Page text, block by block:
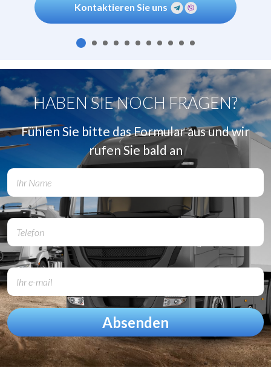
Kontaktieren Sie uns
HABEN SIE NOCH FRAGEN?
Fühlen Sie bitte das Formular aus und wir
rufen Sie bald an